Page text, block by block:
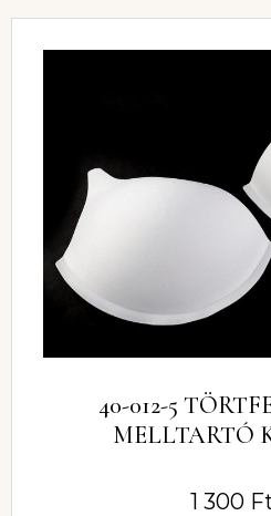
40-012-5
MELLTARTÓ
1 300